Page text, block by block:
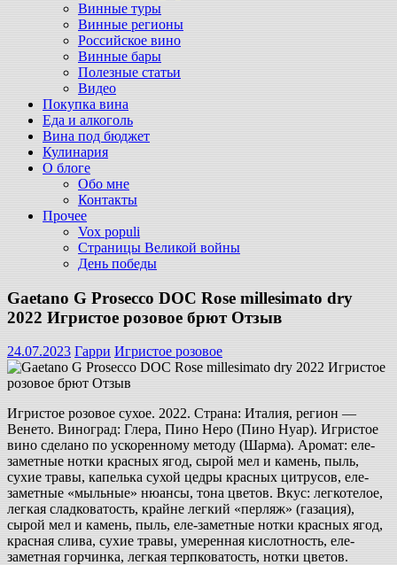
Винные туры
Винные регионы
Российское вино
Винные бары
Полезные статьи
Видео
Покупка вина
Еда и алкоголь
Вина под бюджет
Кулинария
О блоге
Обо мне
Контакты
Прочее
Vox populi
Страницы Великой войны
День победы
Gaetano G Prosecco DOC Rose millesimato dry
2022 Игристое розовое брют Отзыв
24.07.2023 Гарри Игристое розовое
Игристое розовое сухое. 2022. Страна: Италия, регион —
Венето. Виноград: Глера, Пино Неро (Пино Нуар). Игристое
вино сделано по ускоренному методу (Шарма). Аромат: еле-
заметные нотки красных ягод, сырой мел и камень, пыль,
сухие травы, капелька сухой цедры красных цитрусов, еле-
заметные «мыльные» нюансы, тона цветов. Вкус: легкотелое,
легкая сладковатость, крайне легкий «перляж» (газация),
сырой мел и камень, пыль, еле-заметные нотки красных ягод,
красная слива, сухие травы, умеренная кислотность, еле-
заметная горчинка, легкая терпковатость, нотки цветов.